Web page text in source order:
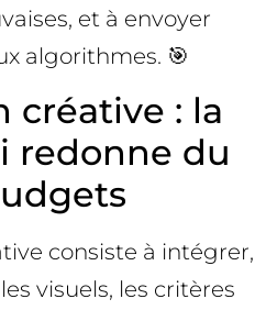
et à envoyer
algorithmes. 🎯
créative : la
redonne du
consiste à intégrer,
visuels, les critères